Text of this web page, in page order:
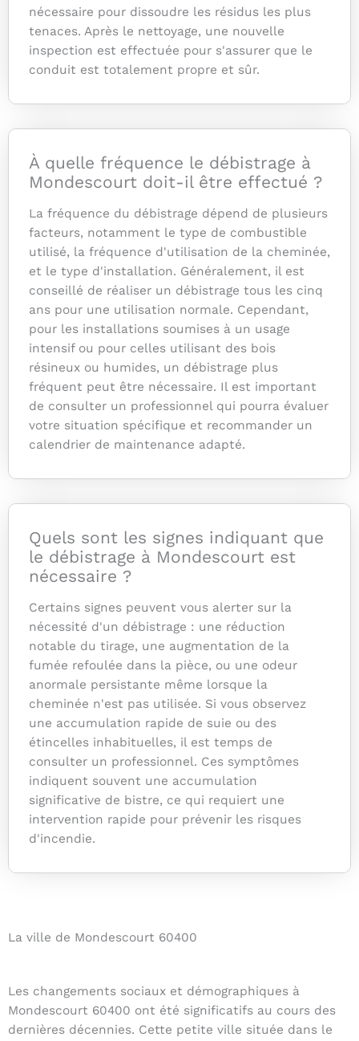
nécessaire pour dissoudre les résidus les plus
tenaces. Après le nettoyage, une nouvelle
inspection est effectuée pour s'assurer que le
conduit est totalement propre et sûr.
À quelle fréquence le débistrage à
Mondescourt doit-il être effectué ?
La fréquence du débistrage dépend de plusieurs
facteurs, notamment le type de combustible
utilisé, la fréquence d'utilisation de la cheminée,
et le type d'installation. Généralement, il est
conseillé de réaliser un débistrage tous les cinq
ans pour une utilisation normale. Cependant,
pour les installations soumises à un usage
intensif ou pour celles utilisant des bois
résineux ou humides, un débistrage plus
fréquent peut être nécessaire. Il est important
de consulter un professionnel qui pourra évaluer
votre situation spécifique et recommander un
calendrier de maintenance adapté.
Quels sont les signes indiquant que
le débistrage à Mondescourt est
nécessaire ?
Certains signes peuvent vous alerter sur la
nécessité d'un débistrage : une réduction
notable du tirage, une augmentation de la
fumée refoulée dans la pièce, ou une odeur
anormale persistante même lorsque la
cheminée n'est pas utilisée. Si vous observez
une accumulation rapide de suie ou des
étincelles inhabituelles, il est temps de
consulter un professionnel. Ces symptômes
indiquent souvent une accumulation
significative de bistre, ce qui requiert une
intervention rapide pour prévenir les risques
d'incendie.
La ville de Mondescourt 60400
Les changements sociaux et démographiques à
Mondescourt 60400 ont été significatifs au cours des
dernières décennies. Cette petite ville située dans le